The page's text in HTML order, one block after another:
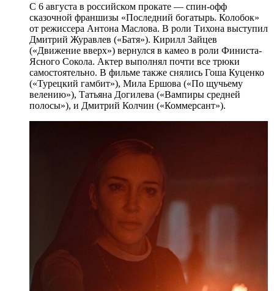
С 6 августа в российском прокате — спин-офф
сказочной франшизы «Последний богатырь. Колобок»
от режиссера Антона Маслова. В роли Тихона выступил
Дмитрий Журавлев («Батя»). Кирилл Зайцев
(«Движение вверх») вернулся в камео в роли Финиста-
Ясного Сокола. Актер выполнял почти все трюки
самостоятельно. В фильме также снялись Гоша Куценко
(«Турецкий гамбит»), Мила Ершова («По щучьему
велению»), Татьяна Догилева («Вампиры средней
полосы»), и Дмитрий Колчин («Коммерсант»).